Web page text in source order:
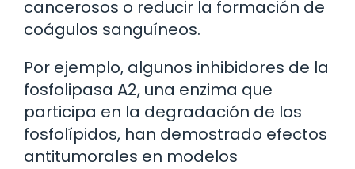
cancerosos o reducir la formación de
coágulos sanguíneos.
Por ejemplo, algunos inhibidores de la
fosfolipasa A2, una enzima que
participa en la degradación de los
fosfolípidos, han demostrado efectos
antitumorales en modelos